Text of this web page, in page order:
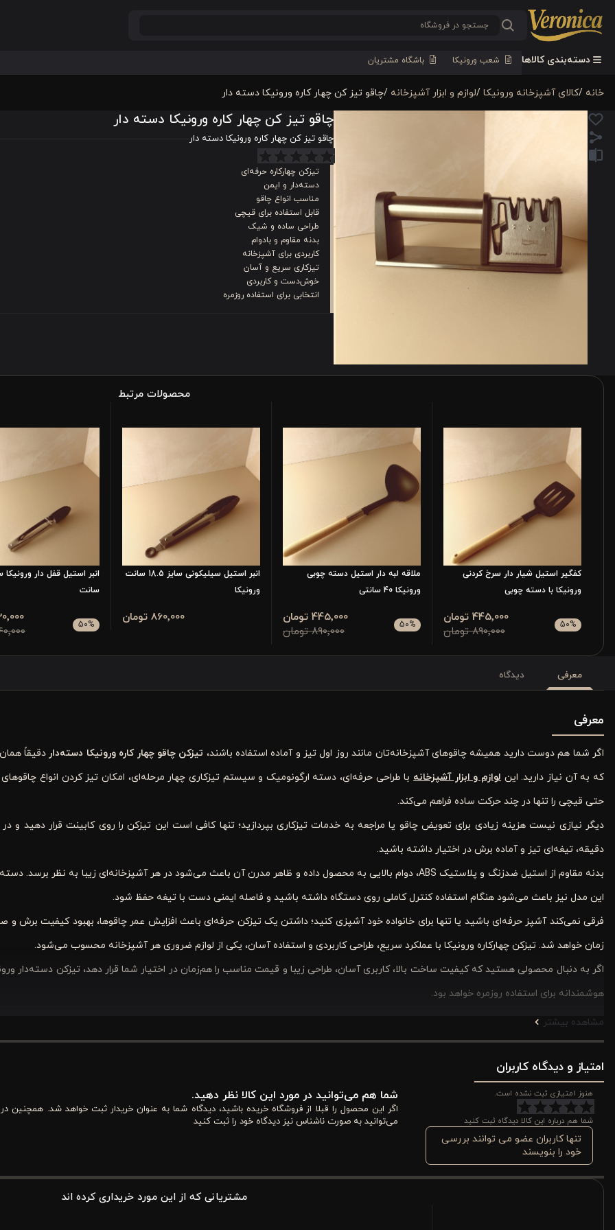
دسته‌بندی کالاها شعب ورونیکا باشگاه مشتریان
خانه /كالای آشپزخانه ورونیکا /لوازم و ابزار آشپزخانه /چاقو تیز کن چهار کاره ورونیکا دسته دار
چاقو تیز کن چهار کاره ورونیکا دسته دار
چاقو تیز کن چهار کاره ورونیکا دسته دار
تیزکن چهارکاره حرفه‌ای
دسته‌دار و ایمن
مناسب انواع چاقو
قابل استفاده برای قیچی
طراحی ساده و شیک
بدنه مقاوم و بادوام
کاربردی برای آشپزخانه
تیزکاری سریع و آسان
خوش‌دست و کاربردی
انتخابی برای استفاده روزمره
محصولات مرتبط
کفگیر استیل شیار دار سرخ کردنی
ورونیکا با دسته چوبی
50% 890٬000 تومان
445٬000 تومان
ملاقه لبه دار استیل دسته چوبی
ورونیکا 40 سانتی
50% 890٬000 تومان
445٬000 تومان
انبر استیل سیلیکونی سایز 18.5 سانت
ورونیکا
860٬000 تومان
سانت
50% 840٬000
420٬000
معرفی دیدگاه
معرفی
اگر شما هم دوست دارید همیشه چاقوهای آشپزخانه‌تان مانند روز اول تیز و آماده استفاده باشند، تیزکن چاقوچهار کاره ورونیکا دسته‌دار دقیقاً
که به آن نیاز دارید. این لوازم و ابزار آشپزخانه با طراحی حرفه‌ای، دسته ارگونومیک و سیستم تیزکاری چهار مرحله‌ای، امکان تیز کردن انواع
حتی قیچی را تنها در چند حرکت ساده فراهم می‌کند.
دیگر نیازی نیست هزینه زیادی برای تعویض چاقو یا مراجعه به خدمات تیزکاری بپردازید؛ تنها کافی است این تیزکن را روی کابینت قرار دهید و در
دقیقه، تیغه‌ای تیز و آماده برش در اختیار داشته باشید.
بدنه مقاوم از استیل ضدزنگ و پلاستیکABS
، دوام بالایی به محصول داده و ظاهر مدرن آن باعث می‌شود در هر آشپزخانه‌ای زیبا به نظر برسد.
این مدل نیز باعث می‌شود هنگام استفاده کنترل کاملی روی دستگاه داشته باشید و فاصله ایمنی دست با تیغه حفظ شود.
فرقی نمی‌کند آشپز حرفه‌ای باشید یا تنها برای خانواده خود آشپزی کنید؛ داشتن یک تیزکن حرفه‌ای باعث افزایش عمر چاقوها، بهبود کیفیت برش و
زمان خواهد شد. تیزکن چهارکاره ورونیکا با عملکرد سریع، طراحی کاربردی و استفاده آسان، یکی از لوازم ضروری هر آشپزخانه محسوب می‌شود.
اگر به دنبال محصولی هستید که کیفیت ساخت بالا، کاربری آسان، طراحی زیبا و قیمت مناسب را هم‌زمان در اختیار شما قرار دهد، تیزکن دسته‌دار
هوشمندانه برای استفاده روزمره خواهد بود.
چاقو تیز کن چهار کاره ورونیکا چه ویژگی هایی دارد؟
اگر هنگام خرید لوازم آشپزخانه به کیفیت ساخت، ایمنی و کارایی اهمیت می‌دهید، بررسی مشخصات فنی محصول می‌تواند انتخابی مطمئن‌تر برای
تیزکن چاقو۴کاره ورونیکا با طراحی ارگونومیک، متریال بادوام و سیستم تیزکاری حرفه‌ای، یکی از کاربردی‌ترین ابزارهای آشپزخانه برای حفظ تیزی
قیچی محسوب می‌شود
سیستم تیزکاری چهار مرحله‌ای
ترمیم تیغه‌های آسیب‌دیده و کند کاربرد دارد. در مرحله سوم، لبه چاقو به‌صورت دقیق تیز می‌شود و در نهایت شیار سرامیکی، پرداخت نهایی را
مشاهده بیشتر
امتیاز و دیدگاه کاربران
هنوز امتیازی ثبت نشده است.
شما هم درباره این کالا دیدگاه ثبت کنید
تنها کاربران عضو می توانند بررسی
خود را بنویسند
شما هم می‌توانید در مورد این کالا نظر دهید.
اگر این محصول را قبلا از فروشگاه خریده باشید، دیدگاه شما به عنوان خریدار ثبت خواهد شد. همچنین
می‌توانید به صورت ناشناس نیز دیدگاه خود را ثبت کنید
مشتریانی که از این مورد خریداری کرده اند